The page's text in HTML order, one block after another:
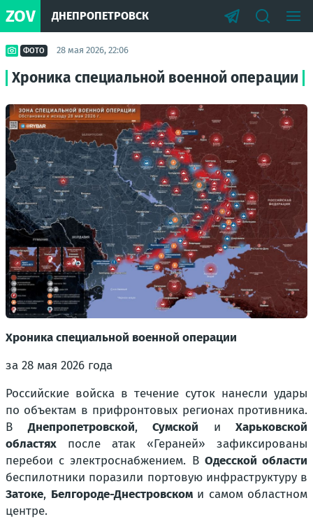
ZOV ДНЕПРОПЕТРОВСК
ФОТО 28 мая 2026, 22:06
Хроника специальной военной операции
Хроника специальной военной операции
за 28 мая 2026 года
Российские войска в течение суток нанесли удары
по объектам в прифронтовых регионах противника.
ВДнепропетровской, Сумской и Харьковской
областях после атак «Гераней» зафиксированы
перебои с электроснабжением. В Одесской области
беспилотники поразили портовую инфраструктуру в
Затоке, Белгороде-Днестровскоми самом областном
центре.